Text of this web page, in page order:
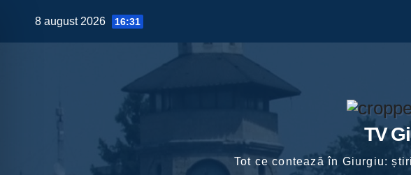
8 august 2026 16:31
TV
Tot ce contează în Giurgiu: